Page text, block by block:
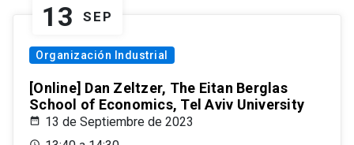
13 SEP
Organización Industrial
[Online] Dan Zeltzer, The Eitan Berglas
School of Economics, Tel Aviv University
13 de Septiembre de 2023